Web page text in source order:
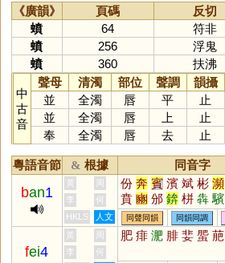
《廣韻》 頁碼 反切
蟦
64
符非
蟦
256
浮鬼
蟦
360 扶沸
中
古
音
聲母 清濁 部位 聲調 韻攝
並
全濁 唇 平 止
並
全濁 唇 上 止
奉
全濁 唇 去 止
粵語音節 & 根據 同音字
ban1
黃 周 份 奔 賓 濱 斌 彬 瀕
賁 豳 邠 錛 栟 犇 驞
璸 儐 泍 玢 攽 渀 汃
豩 虨 霦 鐼
李
何
HKLS
人文 同聲同韻 同韻同調
fei4
黃 周 肥 痱 淝 腓 婓 蜰 萉
李
何